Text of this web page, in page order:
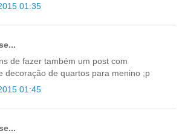
01:35
de fazer também um post com
decoração de quartos para menino ;p
01:45